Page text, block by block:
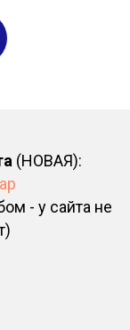
(НОВАЯ):
- у сайта не